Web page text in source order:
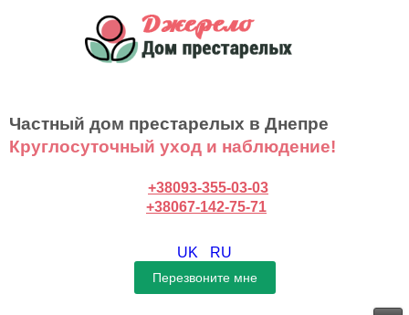
Частный дом престарелых в Днепре
Круглосуточный уход и наблюдение!
+38093-355-03-03
+38067-142-75-71
UK RU